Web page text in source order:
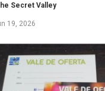
Secret Valley
19, 2026